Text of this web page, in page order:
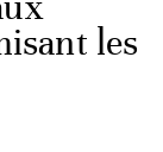
les